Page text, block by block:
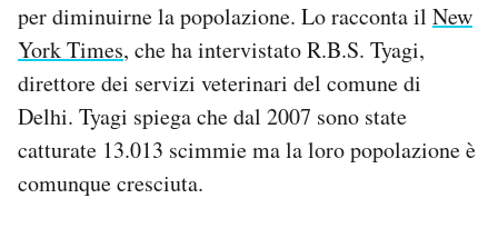
Newsletter
Notifiche mobile
Esci
per diminuirne la popolazione. Lo racconta il New
York Times, che ha intervistato R.B.S. Tyagi,
direttore dei servizi veterinari del comune di
Delhi. Tyagi spiega che dal 2007 sono state
catturate 13.013 scimmie ma la loro popolazione è
comunque cresciuta.